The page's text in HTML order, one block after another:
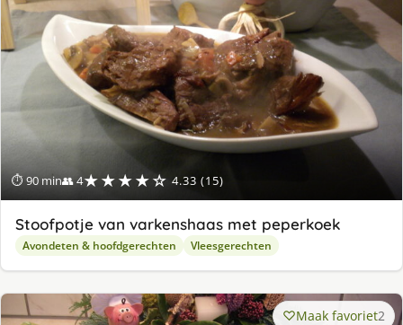
⏱ 90 min👥 4★★★★☆ 4.33 (15)
Stoofpotje van varkenshaas met peperkoek
Avondeten & hoofdgerechten Vleesgerechten
Maak favoriet2